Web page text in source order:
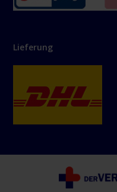
Lieferung